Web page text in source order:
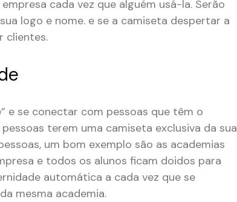
cada vez que alguém usá-la. Serão
logo e nome. e se a camiseta despertar a
clientes.
e se conectar com pessoas que têm o
terem uma camiseta exclusiva da sua
um bom exemplo são as academias
e todos os alunos ficam doidos para
automática a cada vez que se
mesma academia.